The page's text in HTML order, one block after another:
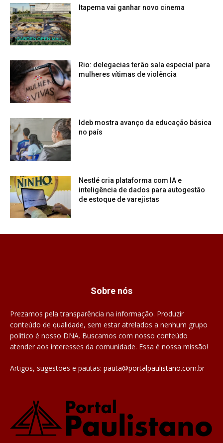
Itapema vai ganhar novo cinema
Rio: delegacias terão sala especial para
mulheres vítimas de violência
Ideb mostra avanço da educação básica
no país
Nestlé cria plataforma com IA e
inteligência de dados para autogestão
de estoque de varejistas
Sobre nós
Prezamos pela transparência na informação. Produzir
conteúdo de qualidade, sem estar atrelados a nenhum grupo
político é nosso DNA. Buscamos com nosso conteúdo
atender aos interesses da comunidade. Essa é nossa missão!
Artigos, sugestões e pautas: pauta@portalpaulistano.com.br